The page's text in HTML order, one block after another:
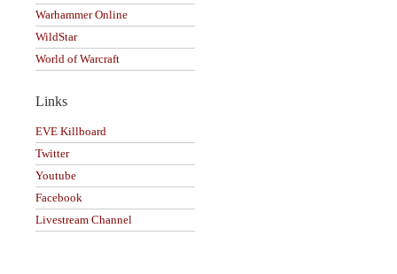
Warhammer Online
WildStar
World of Warcraft
Links
EVE Killboard
Twitter
Youtube
Facebook
Livestream Channel